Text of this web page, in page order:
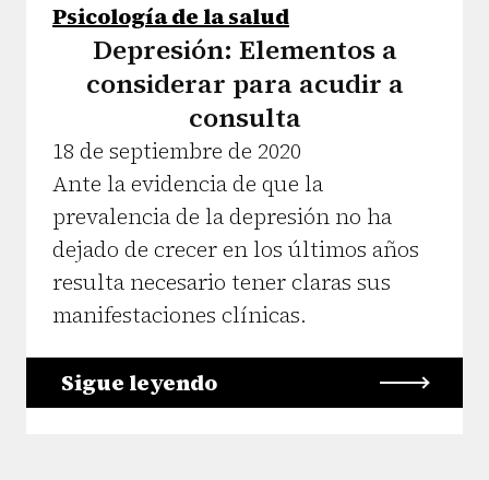
Psicología de la salud
Depresión: Elementos a
considerar para acudir a
consulta
18 de septiembre de 2020
Ante la evidencia de que la
prevalencia de la depresión no ha
dejado de crecer en los últimos años
resulta necesario tener claras sus
manifestaciones clínicas.
Sigue leyendo